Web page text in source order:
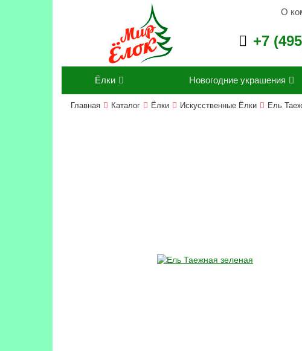
О
+7
Ёлки Новогодние украшения
Главная Каталог Ёлки Искусственные Ёлки Ель